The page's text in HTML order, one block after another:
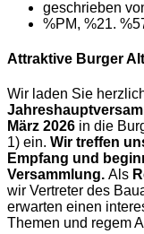
geschrieben
%PM, %21.
Attraktive Burger
Wir laden Sie
März 2026 in die
1) ein. Wir treffen
Empfang und
Versammlung. Als
wir Vertreter des
erwarten einen
Themen und regem